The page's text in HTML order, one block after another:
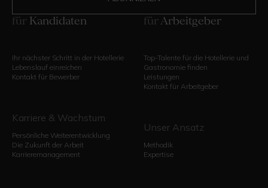
für Kandidaten
Ihr nächster Schritt in der Hotellerie
Lebenslauf einreichen
Kontakt für Bewerber
Karriere & Wachstum
Persönliche Weiterentwicklung
Die Zukunft der Arbeit
Karrieremanagement
fürArbeitgeber
Top-Talente für die Hotellerie und
Gastronomie finden
Leistungen
Kontakt für Arbeitgeber
Unser Ansatz
Methodik
Expertise